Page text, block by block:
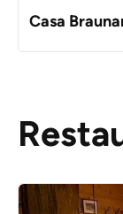
Casa